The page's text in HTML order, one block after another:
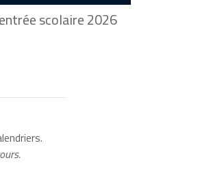
scolaire 2026